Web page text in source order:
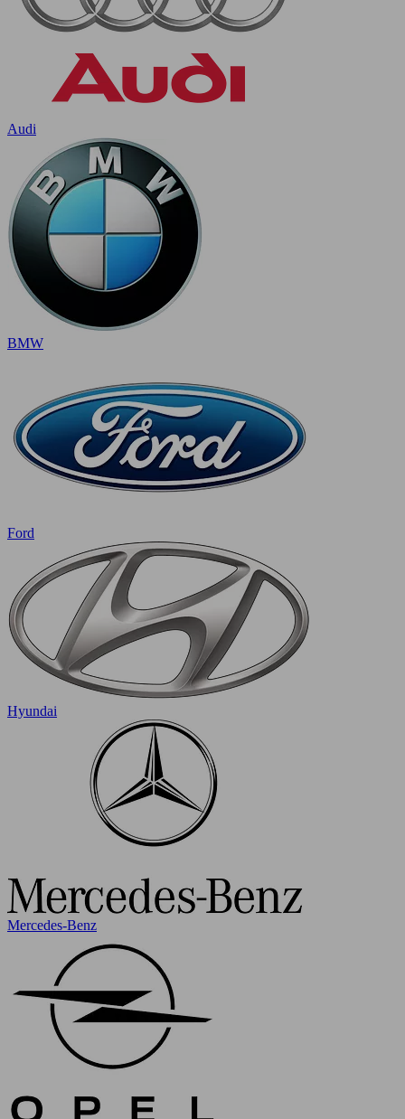
Audi
BMW
Ford
Hyundai
Mercedes-Benz